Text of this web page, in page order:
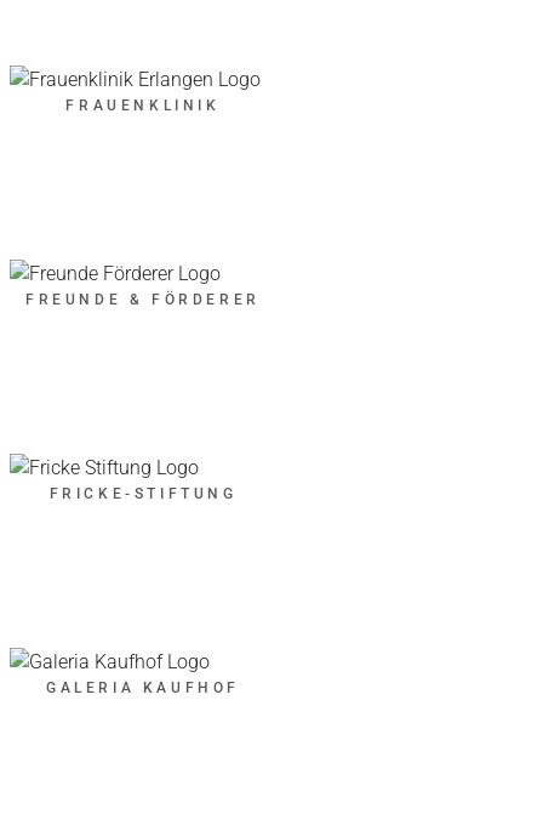
FRAUENKLINIK
FREUNDE & FÖRDERER
FRICKE-STIFTUNG
GALERIA KAUFHOF